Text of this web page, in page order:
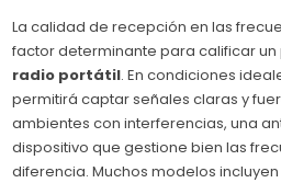
La calidad de recepción en las
factor determinante para calificar
radio portátil. En condiciones
permitirá captar señales claras y
ambientes con interferencias, una
dispositivo que gestione bien las
diferencia. Muchos modelos